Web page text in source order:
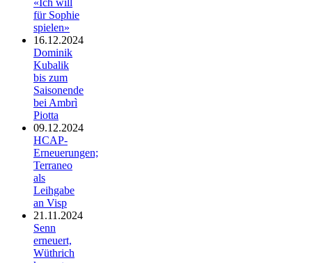
«Ich will
für Sophie
spielen»
16.12.2024
Dominik
Kubalik
bis zum
Saisonende
bei Ambrì
Piotta
09.12.2024
HCAP-
Erneuerungen;
Terraneo
als
Leihgabe
an Visp
21.11.2024
Senn
erneuert,
Wüthrich